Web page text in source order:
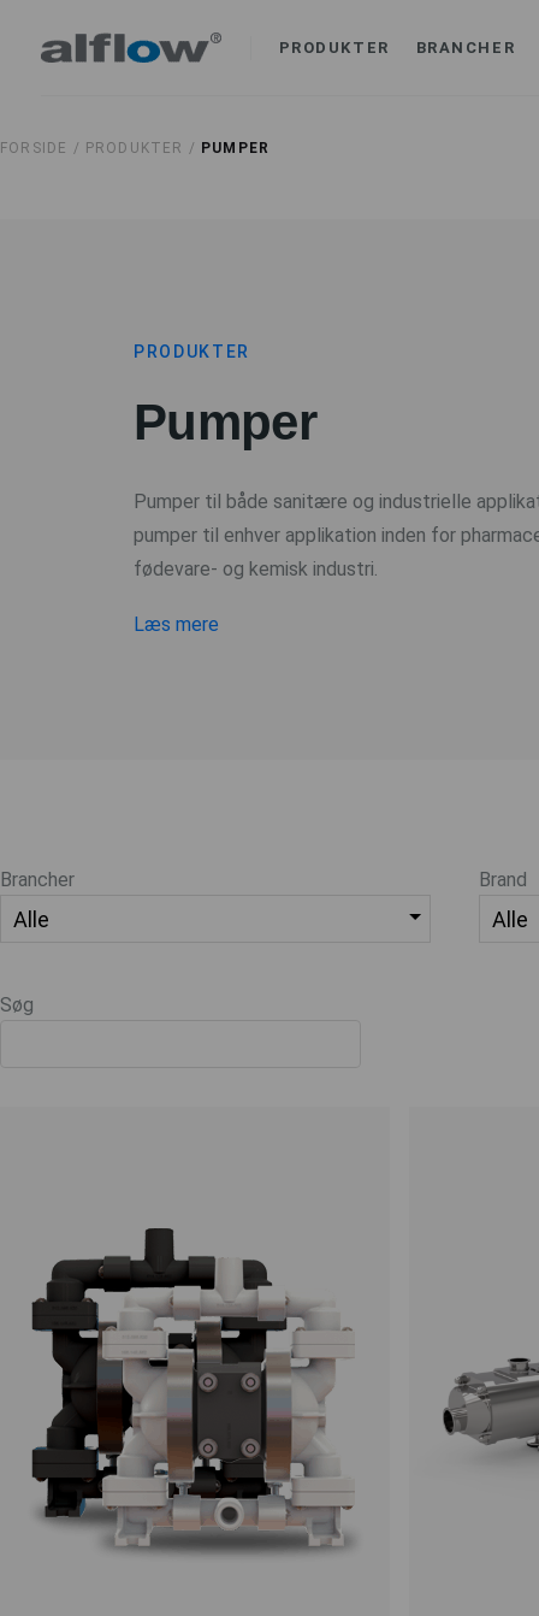
PRODUKTER BRANCHER
FORSIDE / PRODUKTER / PUMPER
PRODUKTER
Pumper
Pumper til både sanitære og industrielle
pumper til enhver applikation inden for
fødevare- og kemisk industri.
Læs mere
Brancher Brand
Søg